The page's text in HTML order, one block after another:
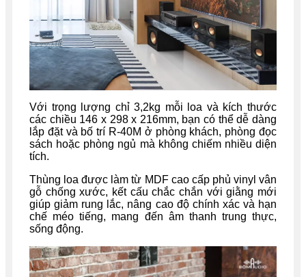
Với trọng lượng chỉ 3,2kg mỗi loa và kích thước
các chiều 146 x 298 x 216mm, bạn có thể dễ dàng
lắp đặt và bố trí R-40M ở phòng khách, phòng đọc
sách hoặc phòng ngủ mà không chiếm nhiều diện
tích.
Thùng loa được làm từ MDF cao cấp phủ vinyl vân
gỗ chống xước, kết cấu chắc chắn với giằng mới
giúp giảm rung lắc, nâng cao độ chính xác và hạn
chế méo tiếng, mang đến âm thanh trung thực,
sống động.